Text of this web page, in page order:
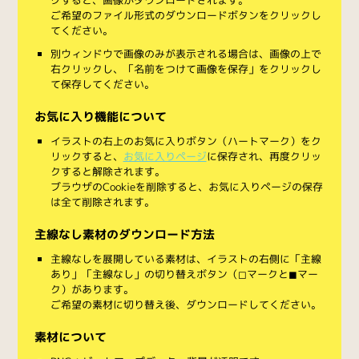
ご希望のファイル形式のダウンロードボタンをクリックし
てください。
別ウィンドウで画像のみが表示される場合は、画像の上で
右クリックし、「名前をつけて画像を保存」をクリックし
て保存してください。
お気に入り機能について
イラストの右上のお気に入りボタン（ハートマーク）をク
リックすると、 お気に入りページに保存され、再度クリッ
クすると解除されます。
ブラウザのCookieを削除すると、お気に入りページの保存
は全て削除されます。
主線なし素材のダウンロード方法
主線なしを展開している素材は、イラストの右側に「主線
あり」「主線なし」の切り替えボタン（◻︎マークと◼︎マー
ク）があります。
ご希望の素材に切り替え後、ダウンロードしてください。
素材について